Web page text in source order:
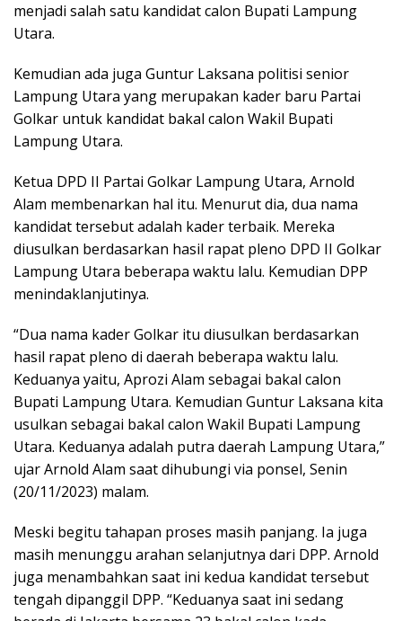
menjadi salah satu kandidat calon Bupati Lampung
Utara.
Kemudian ada juga Guntur Laksana politisi senior
Lampung Utara yang merupakan kader baru Partai
Golkar untuk kandidat bakal calon Wakil Bupati
Lampung Utara.
Ketua DPD II Partai Golkar Lampung Utara, Arnold
Alam membenarkan hal itu. Menurut dia, dua nama
kandidat tersebut adalah kader terbaik. Mereka
diusulkan berdasarkan hasil rapat pleno DPD II Golkar
Lampung Utara beberapa waktu lalu. Kemudian DPP
menindaklanjutinya.
“Dua nama kader Golkar itu diusulkan berdasarkan
hasil rapat pleno di daerah beberapa waktu lalu.
Keduanya yaitu, Aprozi Alam sebagai bakal calon
Bupati Lampung Utara. Kemudian Guntur Laksana kita
usulkan sebagai bakal calon Wakil Bupati Lampung
Utara. Keduanya adalah putra daerah Lampung Utara,”
ujar Arnold Alam saat dihubungi via ponsel, Senin
(20/11/2023) malam.
Meski begitu tahapan proses masih panjang. Ia juga
masih menunggu arahan selanjutnya dari DPP. Arnold
juga menambahkan saat ini kedua kandidat tersebut
tengah dipanggil DPP. “Keduanya saat ini sedang